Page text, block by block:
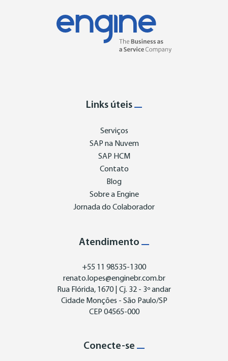
Links úteis
Serviços
SAP na Nuvem
SAP HCM
Contato
Blog
Sobre a Engine
Jornada do Colaborador
Atendimento
+55 11 98535-1300
renato.lopes@enginebr.com.br
Rua Flórida, 1670 | Cj. 32 - 3º andar
Cidade Monções - São Paulo/SP
CEP 04565-000
Conecte-se